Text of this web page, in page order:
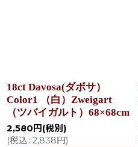
18ct Davosa(ダボサ）
Color1 （白）Zweigart
（ツバイガルト）68×68cm
2,580 円 (税別)
(税込: 2,838円)